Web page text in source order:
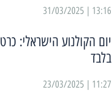
13:16 | 31/03/2025
בלבד
11:27 | 23/03/2025